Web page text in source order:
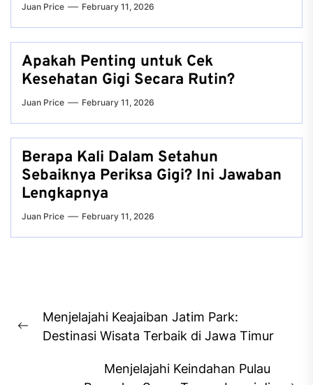
Juan Price February 11, 2026
Apakah Penting untuk Cek
Kesehatan Gigi Secara Rutin?
Juan Price February 11, 2026
Berapa Kali Dalam Setahun
Sebaiknya Periksa Gigi? Ini Jawaban
Lengkapnya
Juan Price February 11, 2026
navigation
Previous
Menjelajahi Keajaiban Jatim Park:
Destinasi Wisata Terbaik di Jawa Timur
Menjelajahi Keindahan Pulau